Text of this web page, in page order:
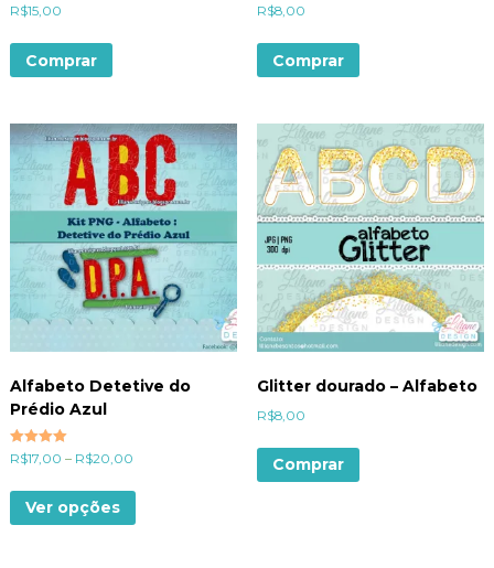
R$15,00
Comprar
R$8,00
Comprar
Alfabeto Detetive do
Prédio Azul
Avaliação
5.00
R$17,00 – R$20,00
Ver opções
Glitter dourado – Alfabeto
R$8,00
Comprar